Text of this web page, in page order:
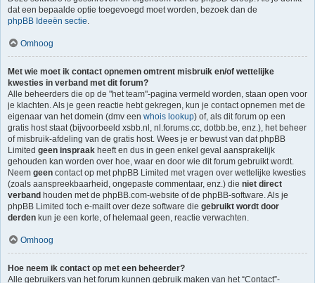
dat een bepaalde optie toegevoegd moet worden, bezoek dan de
phpBB Ideeën sectie.
Omhoog
Met wie moet ik contact opnemen omtrent misbruik en/of wettelijke
kwesties in verband met dit forum?
Alle beheerders die op de "het team"-pagina vermeld worden, staan open voor
je klachten. Als je geen reactie hebt gekregen, kun je contact opnemen met de
eigenaar van het domein (dmv een whois lookup) of, als dit forum op een
gratis host staat (bijvoorbeeld xsbb.nl, nl.forums.cc, dotbb.be, enz.), het beheer
of misbruik-afdeling van de gratis host. Wees je er bewust van dat phpBB
Limited geen inspraak heeft en dus in geen enkel geval aansprakelijk
gehouden kan worden over hoe, waar en door wie dit forum gebruikt wordt.
Neem geen contact op met phpBB Limited met vragen over wettelijke kwesties
(zoals aanspreekbaarheid, ongepaste commentaar, enz.) die niet direct
verband houden met de phpBB.com-website of de phpBB-software. Als je
phpBB Limited toch e-mailt over deze software die gebruikt wordt door
derden kun je een korte, of helemaal geen, reactie verwachten.
Omhoog
Hoe neem ik contact op met een beheerder?
Alle gebruikers van het forum kunnen gebruik maken van het “Contact”-